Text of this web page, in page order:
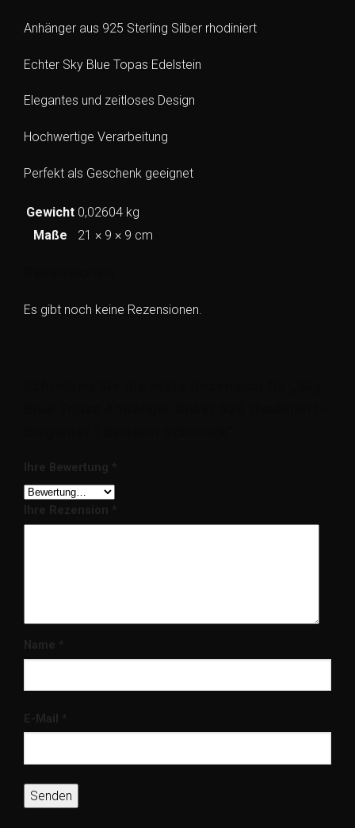
Anhänger aus 925 Sterling Silber rhodiniert
Echter Sky Blue Topas Edelstein
Elegantes und zeitloses Design
Hochwertige Verarbeitung
Perfekt als Geschenk geeignet
Gewicht 0,02604 kg
Maße
21 × 9 × 9 cm
Es gibt noch keine Rezensionen.